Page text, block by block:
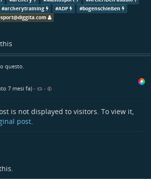
Ordine dei Giornalisti del Lazio ODG
n…
#archerytraining #ADP #bogenschießen
sport@diggita.com
questo.
7 mesi fa) • •
is not displayed to visitors. To view it,
post.